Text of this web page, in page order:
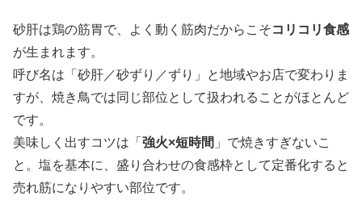
砂肝は鶏の筋胃で、よく動く筋肉だからこそコリコリ食感
が生まれます。
呼び名は「砂肝／砂ずり／ずり」と地域やお店で変わりま
すが、焼き鳥では同じ部位として扱われることがほとんど
です。
美味しく出すコツは「 強火×短時間 」で焼きすぎないこ
と。塩を基本に、盛り合わせの食感枠として定番化すると
売れ筋になりやすい部位です。